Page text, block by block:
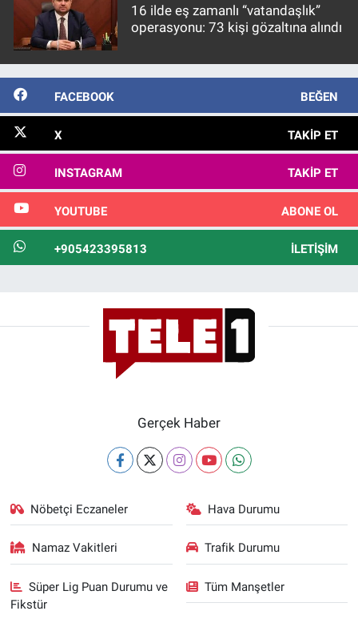
16 ilde eş zamanlı “vatandaşlık”
operasyonu: 73 kişi gözaltına alındı
FACEBOOK BEĞEN
X TAKIP ET
INSTAGRAM TAKIP ET
YOUTUBE ABONE OL
+905423395813 İLETIŞIM
Gerçek Haber
Nöbetçi Eczaneler Hava Durumu
Namaz Vakitleri Trafik Durumu
Süper Lig Puan Durumu ve
Fikstür
Tüm Manşetler